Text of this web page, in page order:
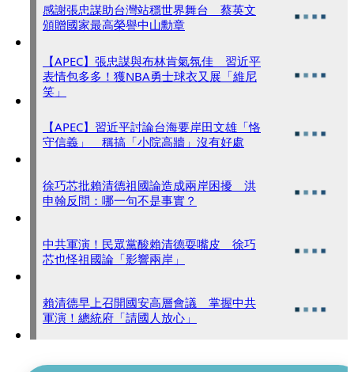
感謝張忠謀助台灣站穩世界舞台 蔡英文
頒贈國家最高榮譽中山勳章
【APEC】張忠謀與布林肯氣氛佳 習近平
表情包多多！獲NBA勇士球衣又展「維尼
笑」
【APEC】習近平討論台海要岸田文雄「恪
守信義」 稱搞「小院高牆」沒有好處
徐巧芯批賴清德祖國論造成兩岸困擾 洪
申翰反問：哪一句不是事實？
中共軍演！民眾黨酸賴清德耍嘴皮 徐巧
芯也怪祖國論「影響兩岸」
賴清德早上召開國安高層會議 掌握中共
軍演！總統府「請國人放心」